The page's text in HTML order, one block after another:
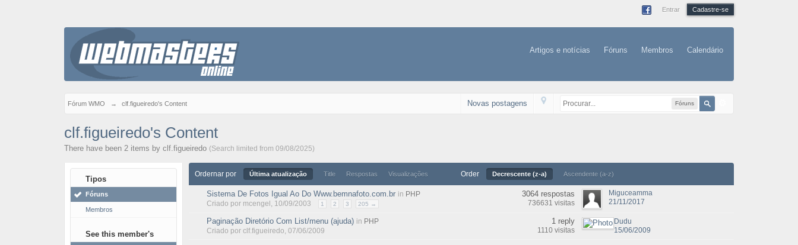
Entrar Cadastre-se
Artigos e notícias Fóruns Membros Calendário
Fórum WMO → clf.figueiredo's Content Fóruns
Novas postagens
clf.figueiredo's Content
There have been 2 items by clf.figueiredo (Search limited from 09/08/2025)
Tipos
Fóruns
Membros
See this member's
Ordernar por Última atualização Title Respostas Visualizações Order Decrescente (z-a) Ascendente (a-z)
Sistema De Fotos Igual Ao Do Www.bemnafoto.com.br in PHP
Criado por mcengel , 10/09/2003 1 2 3 205 →
3064 respostas
736631 visitas
Miguceamma
21/11/2017
Paginação Diretório Com List/menu (ajuda) in PHP
Criado por clf.figueiredo, 07/06/2009
1 reply
1110 visitas
Dudu
15/06/2009